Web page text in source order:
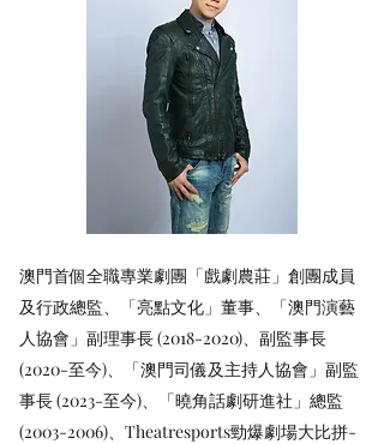
澳門首個全職專業劇團「戲劇農莊」創團成員
及行政總監、「亮點文化」董事、「澳門演藝
人協會」副理事長(2018-2020)、副監事長
(2020-至今)、「澳門司儀及主持人協會」副監
事長 (2023-至今)、「曉角話劇研進社」總監
(2003-2006)、Theatresports勁爆劇場大比拼-